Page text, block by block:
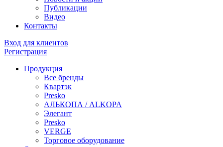
Публикации
Видео
Контакты
Вход для клиентов
Регистрация
Продукция
Все бренды
Квартэк
Presko
АЛЬКОПА / ALKOPA
Элегант
Presko
VERGE
Торговое оборудование